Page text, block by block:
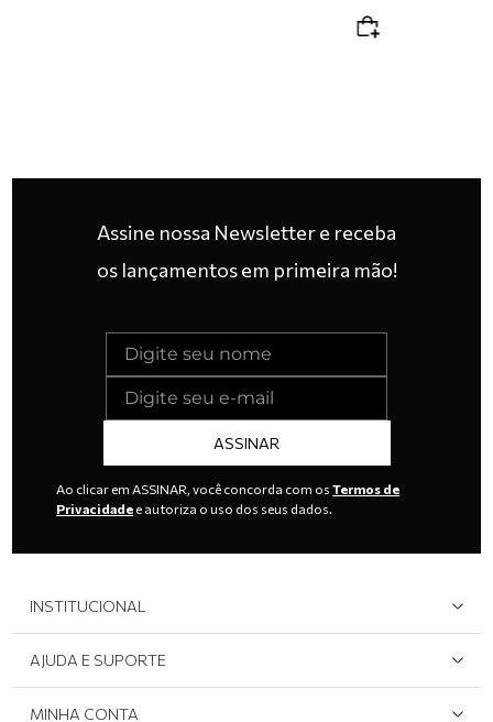
Assine nossa Newsletter e receba
os lançamentos em primeira mão!
ASSINAR
Ao clicar em ASSINAR, você concorda com osTermos de
Privacidade e autoriza o uso dos seus dados.
INSTITUCIONAL
Área do Lojista
AJUDA E SUPORTE
MINHA CONTA